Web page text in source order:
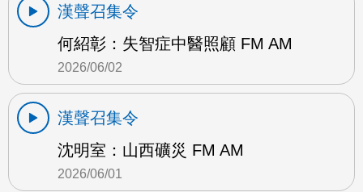
漢聲召集令
何紹彰：失智症中醫照顧 FM AM
2026/06/02
漢聲召集令
沈明室：山西礦災 FM AM
2026/06/01